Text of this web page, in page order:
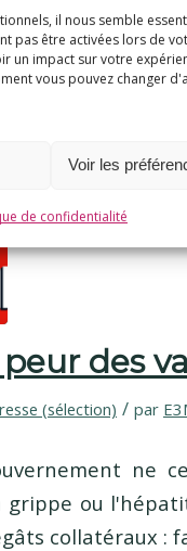
il nous semble
pas être activées lors de
un impact sur votre
vous pouvez changer
Voir les
de confidentialité
(50 rue
de…
des
(sélection) / par
ne
ou
collatéraux :